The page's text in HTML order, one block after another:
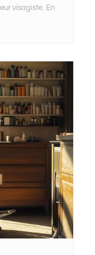
visagiste. En